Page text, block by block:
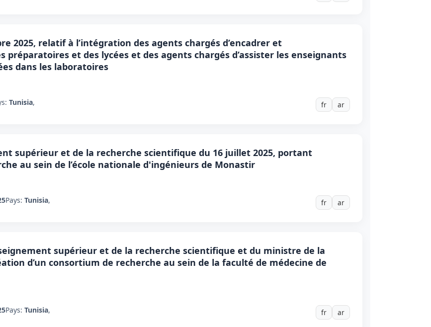
2025, relatif à l’intégration des agents chargés d’encadrer et
préparatoires et des lycées et des agents chargés d’assister les enseignants
dans les laboratoires
Tunisia, fr ar
supérieur et de la recherche scientifique du 16 juillet 2025, portant
au sein de l’école nationale d'ingénieurs de Monastir
Pays: Tunisia, fr ar
supérieur et de la recherche scientifique et du ministre de la
d’un consortium de recherche au sein de la faculté de médecine de
Pays: Tunisia, fr ar